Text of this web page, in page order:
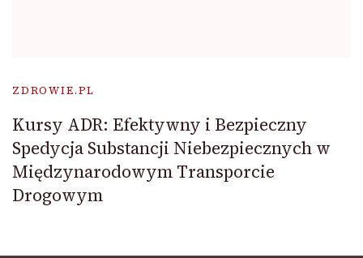
ZDROWIE.PL
Kursy ADR: Efektywny i Bezpieczny
Spedycja Substancji Niebezpiecznych w
Międzynarodowym Transporcie
Drogowym